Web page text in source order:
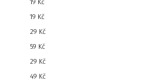
19 Kč
19 Kč
29 Kč
59 Kč
29 Kč
49 Kč